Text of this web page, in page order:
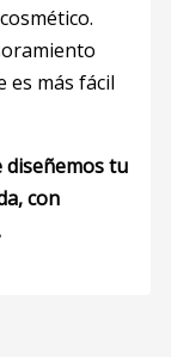
es más fácil
diseñemos tu
con